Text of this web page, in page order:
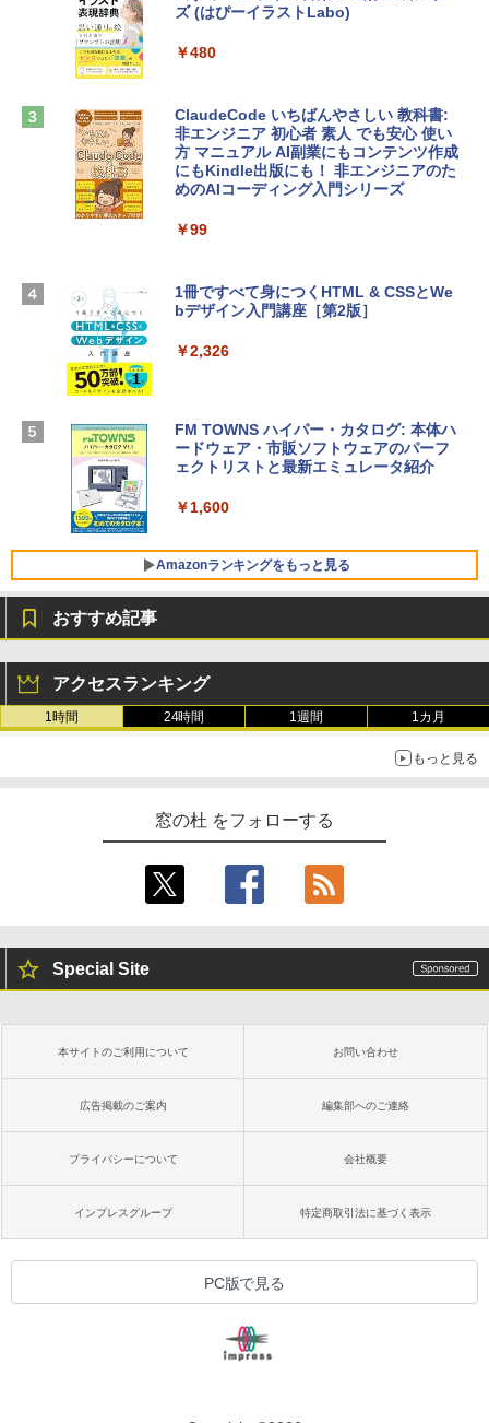
tomtoc 360°保護 15.6 16インチ パソコ
￥2,952
Apple 2026 MacBook Air M5チップ搭載
igence、13.6インチLiquid Retinaディ
ラ、Touch ID - ミッドナイト + 3年延長
AppleCare+ for 13インチMacBook Air
(M5)|ダウンロード版
￥347,600
【Amazon.co.jp限定】 HP ノートパソコ
ン 15-fd 15.6インチ 16GBメモリ 512GB
SSD インテル Core 5
￥129,800
FMV ノートパソコン WE1-K3 (MS 365 P
ersonal/Copilotキー搭載/Win 11/15.6型/
Core i5/16GB/SSD 512GB/ホワイト) FM
￥123,400
4(最新 永続版)|オンラインコード版|Wind
Robloxギフトカード - 2,000 Robux 【限
定バーチャルアイテムを含む】 【オンラ
インゲームコード】 ロブロックス | オン
ラインコード版
￥3,200
Robloxギフトカード - 1000 Robux 【限
定バーチャルアイテムを含む】 【オンラ
ラインコード版
Windows版 | Minecraft (マインクラフ
ト): Java & Bedrock Edition | オンライ
ズ (はぴーイラストLabo)
￥480
ClaudeCode いちばんやさしい 教科書:
非エンジニア 初心者 素人 でも安心 使い
方 マニュアル AI副業にもコンテンツ作成
にもKindle出版にも！ 非エンジニアのた
めのAIコーディング入門シリーズ
￥99
1冊ですべて身につくHTML & CSSとWe
bデザイン入門講座［第2版］
￥2,326
FM TOWNS ハイパー・カタログ: 本体ハ
ードウェア・市販ソフトウェアのパーフ
ェクトリストと最新エミュレータ紹介
￥1,600
Amazonランキングをもっと見る
ンチディスプレイ、色調調節ライト、12
週間持続バッテリー、広告なし、ブラッ
ク
Amazon Kindle - 目に優しい、かさばら
ない、大きな画面で読みやすい、6週間持
書籍リーダー、ブラック、16GB、広告な
Kindle Paperwhite シグニチャーエディ
るさ自動調整、色調調節ライト、12週間
持続バッテリー、広告なし、メタリック
Amazon Kindle Colorsoft | 16GBストレ
ージ、防水、7インチカラーディスプレ
イ、色調調節ライト、最大8週間持続バッ
テリー、広告無し、ブラック (2025年発
売)
￥39,980
New Amazon Kindle Scribe Colorsoft |
11インチカラーディスプレイ、64GBスト
き、グラファイト
おすすめ記事
アクセスランキング
1時間 24時間 1週間 1カ月
もっと見る
窓の杜 をフォローする
Special Site
本サイトのご利用について お問い合わせ
広告掲載のご案内 編集部へのご連絡
プライバシーについて 会社概要
インプレスグループ 特定商取引法に基づく表示
PC版で見る